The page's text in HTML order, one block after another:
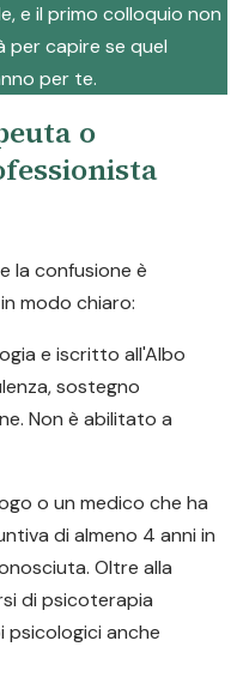
e il primo colloquio non
per capire se quel
per te.
o
la confusione è
modo chiaro:
e iscritto all'Albo
sostegno
Non è abilitato a
o un medico che ha
di almeno 4 anni in
Oltre alla
di psicoterapia
anche